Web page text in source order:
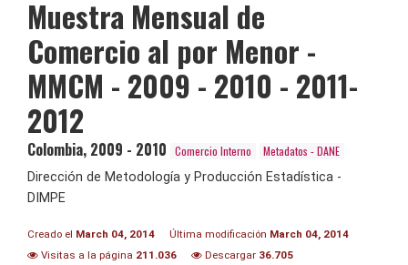
Muestra Mensual de
Comercio al por Menor -
MMCM - 2009 - 2010 - 2011-
2012
Colombia, 2009 - 2010 Comercio Interno
Metadatos - DANE
Dirección de Metodología y Producción Estadística -
DIMPE
Creado el March 04, 2014 Última modificación March 04, 2014
Visitas a la página 211.036 Descargar 36.705